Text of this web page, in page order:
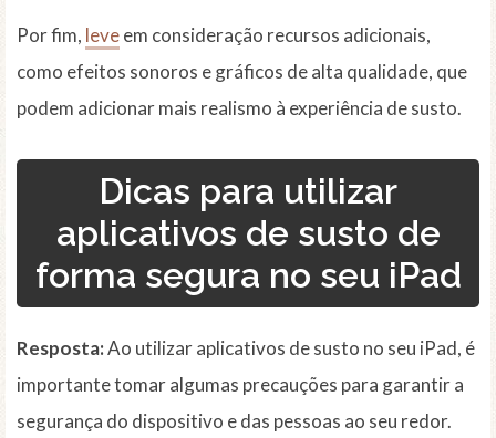
Por fim, leveem consideração recursos adicionais,
como efeitos sonoros e gráficos de alta qualidade, que
podem adicionar mais realismo à experiência de susto.
Dicas para utilizar
aplicativos de susto de
forma segura no seu iPad
Resposta:Ao utilizar aplicativos de susto no seu iPad, é
importante tomar algumas precauções para garantir a
segurança do dispositivo e das pessoas ao seu redor.